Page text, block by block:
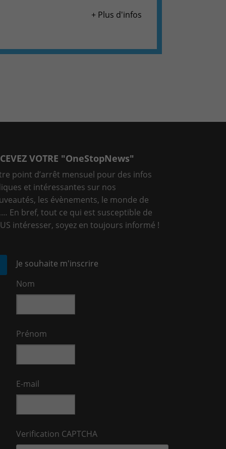
+ Plus d'infos
VOTRE "OneStopNews"
point d’arrêt mensuel pour des infos
et intéressantes sur nos
les évènements, le monde de
En bref, tout ce qui est susceptible de
intéresser, soyez en toujours informé !
Je souhaite m'inscrire
Nom
Prénom
E-mail
Verification CAPTCHA